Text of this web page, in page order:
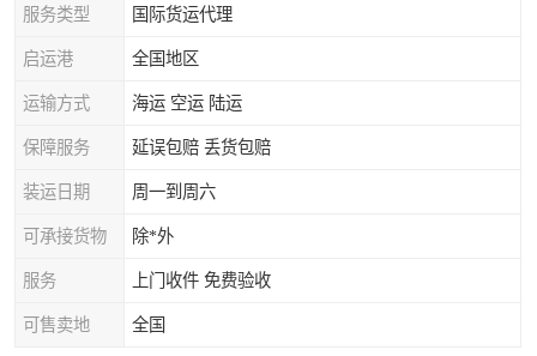
服务类型 国际货运代理
启运港 全国地区
运输方式 海运 空运 陆运
保障服务 延误包赔 丢货包赔
装运日期 周一到周六
可承接货物 除*外
服务 上门收件 免费验收
可售卖地 全国